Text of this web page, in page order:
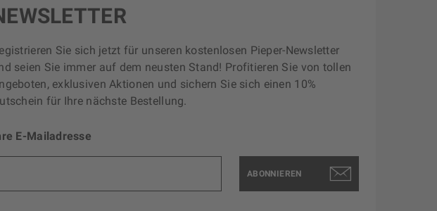
Sie sich jetzt für unseren kostenlosen Pieper-Newsletter
seien Sie immer auf dem neusten Stand! Profitieren Sie von tollen
exklusiven Aktionen und sichern Sie sich einen 10%
für Ihre nächste Bestellung.
E-Mailadresse
ABONNIEREN